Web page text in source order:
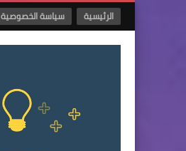
الرئيسية سياسة الخصوصية